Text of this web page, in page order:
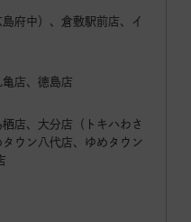
府中）、倉敷駅前店、イ
店、徳島店
店、大分店（トキハわさ
ウン八代店、ゆめタウン